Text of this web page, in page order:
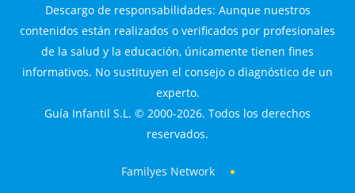
Descargo de responsabilidades: Aunque nuestros
contenidos están realizados o verificados por profesionales
de la salud y la educación, únicamente tienen fines
informativos. No sustituyen el consejo o diagnóstico de un
experto.
Guía Infantil S.L. © 2000-2026. Todos los derechos
reservados.
Familyes Network